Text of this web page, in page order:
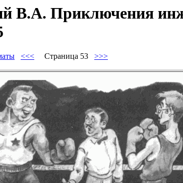
В.А. Приключения
<<< Страница 53 >>>